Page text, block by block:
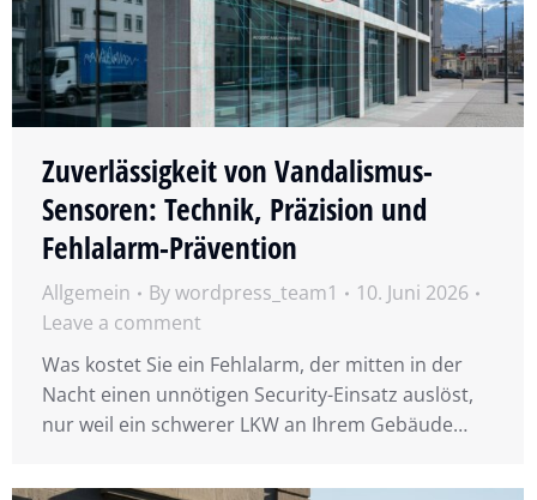
Zuverlässigkeit von Vandalismus-
Sensoren: Technik, Präzision und
Fehlalarm-Prävention
Allgemein Bywordpress_team1
10. Juni 2026
Leave a comment
Was kostet Sie ein Fehlalarm, der mitten in der
Nacht einen unnötigen Security-Einsatz auslöst,
nur weil ein schwerer LKW an Ihrem Gebäude…